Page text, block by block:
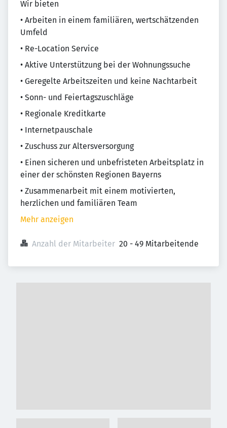
Wir bieten
• Arbeiten in einem familiären, wertschätzenden
Umfeld
• Re-Location Service
• Aktive Unterstützung bei der Wohnungssuche
• Geregelte Arbeitszeiten und keine Nachtarbeit
• Sonn- und Feiertagszuschläge
• Regionale Kreditkarte
• Internetpauschale
• Zuschuss zur Altersversorgung
• Einen sicheren und unbefristeten Arbeitsplatz in
einer der schönsten Regionen Bayerns
• Zusammenarbeit mit einem motivierten,
herzlichen und familiären Team
Mehr anzeigen
Anzahl der Mitarbeiter 20 - 49 Mitarbeitende